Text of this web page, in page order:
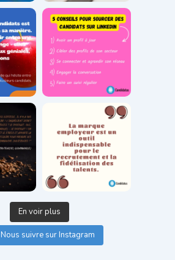
En voir plus
Nous suivre sur Instagram